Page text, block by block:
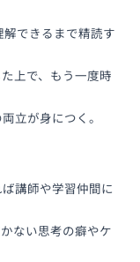
できるまで精読す
上で、もう一度時
立が身につく。
講師や学習仲間に
ない思考の癖やケ